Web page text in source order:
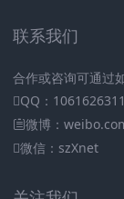
联系我们
合作或咨询可通过
QQ：1061626311
微博：
微信：szXnet